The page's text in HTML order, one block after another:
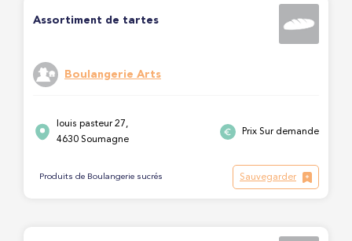
Assortiment de tartes
Boulangerie Arts
louis pasteur 27,
4630 Soumagne
Prix Sur demande
Produits de Boulangerie sucrés Sauvegarder